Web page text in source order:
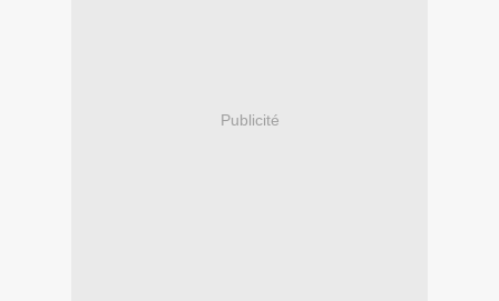
Publicité